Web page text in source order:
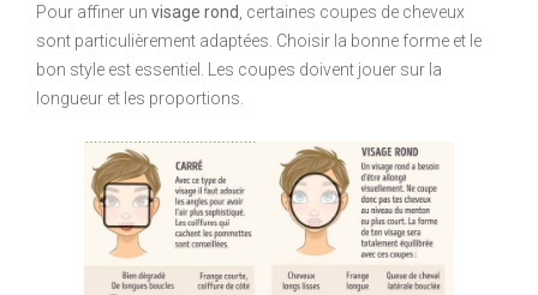
Pour affiner un visage rond , certaines coupes de cheveux
sont particulièrement adaptées. Choisir la bonne forme et le
bon style est essentiel. Les coupes doivent jouer sur la
longueur et les proportions.